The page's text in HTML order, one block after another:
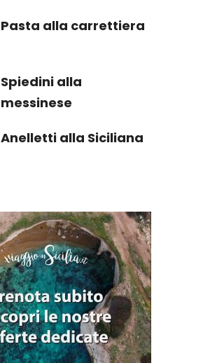
Pasta alla carrettiera
Spiedini alla
messinese
Anelletti alla Siciliana